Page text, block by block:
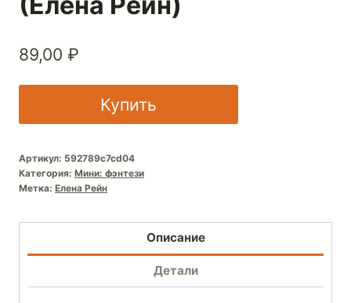
89,00 ₽
Купить
Артикул: 592789c7cd04
Категория: Мини: фэнтези
Метка: Елена Рейн
Описание
Детали